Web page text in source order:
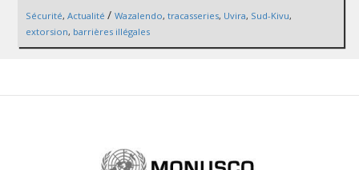
Sécurité, Actualité / Wazalendo, tracasseries, Uvira, Sud-Kivu,
extorsion, barrières illégales